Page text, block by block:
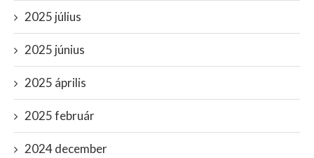
2025 július
2025 június
2025 április
2025 február
2024 december